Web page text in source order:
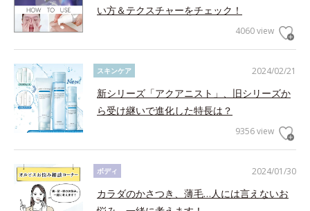
い方＆テクスチャーをチェック！
4060 view
2024/02/21
スキンケア
新シリーズ「アクアニスト」、旧シリーズか
ら受け継いで進化した特長は？
9356 view
2024/01/30
ボディ
カラダのかさつき、薄毛…人には言えないお